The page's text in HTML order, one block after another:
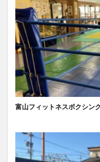
富山フィットネスボクシン